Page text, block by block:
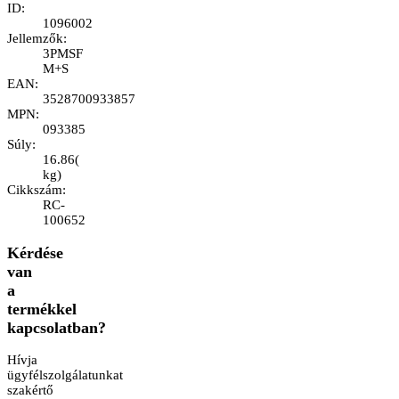
ID:
1096002
Jellemzők:
3PMSF
M+S
EAN:
3528700933857
MPN:
093385
Súly:
16.86(
kg)
Cikkszám:
RC-
100652
Kérdése
van
a
termékkel
kapcsolatban?
Hívja
ügyfélszolgálatunkat
szakértő